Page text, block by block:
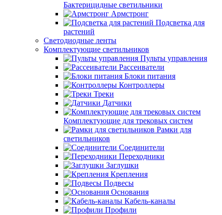
Бактерицидные светильники
Армстронг
Подсветка для
растений
Светодиодные ленты
Комплектующие светильников
Пульты управления
Рассеиватели
Блоки питания
Контроллеры
Треки
Датчики
Комплектующие для трековых систем
Рамки для
светильников
Соединители
Переходники
Заглушки
Крепления
Подвесы
Основания
Кабель-каналы
Профили